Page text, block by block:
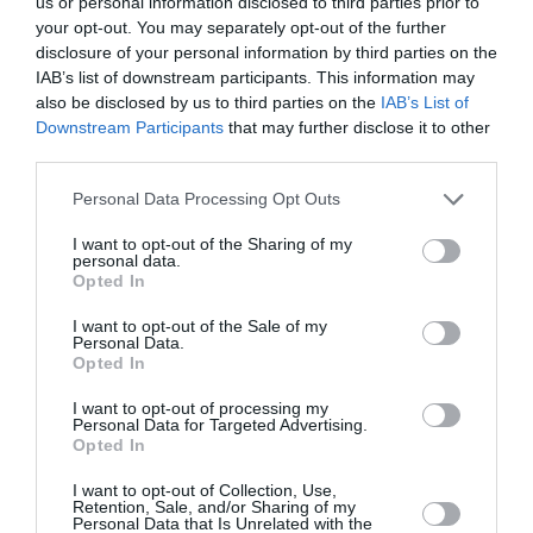
your opt-out. You may separately opt-out of the further
disclosure of your personal information by third parties on the
IAB’s list of downstream participants. This information may
also be disclosed by us to third parties on the IAB’s List of
Downstream Participants that may further disclose it to other
Personal Data Processing Opt Outs
I want to opt-out of the Sharing of my
personal data.
Opted In
I want to opt-out of the Sale of my
Personal Data.
Opted In
I want to opt-out of processing my
Personal Data for Targeted Advertising.
Opted In
I want to opt-out of Collection, Use,
Retention, Sale, and/or Sharing of my
Personal Data that Is Unrelated with the
Κάθε βδομάδα στο e-mail σας τα τελευταία νέα για
την Τέχνη και τον Πολιτισμό!
Σχετικά Άρθρα